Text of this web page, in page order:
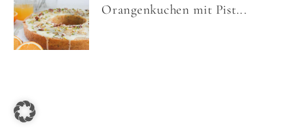
Orangenkuchen mit Pist...